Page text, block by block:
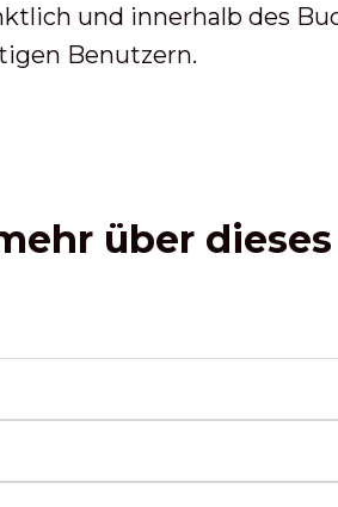
und innerhalb des
Benutzern.
über